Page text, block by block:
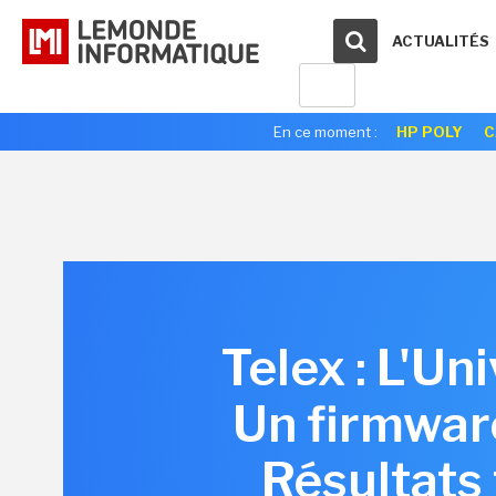
ACTUALITÉS
En ce moment : HP POLY
Telex :
Un